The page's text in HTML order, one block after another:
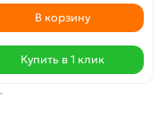
В корзину
Купить в 1 клик